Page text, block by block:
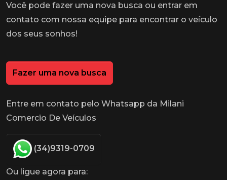
Você pode fazer uma nova busca ou entrar em
contato com nossa equipe para encontrar o veículo
dos seus sonhos!
Fazer uma nova busca
Entre em contato pelo Whatsapp da Milani
Comercio De Veículos
(34)9319-0709
Ou ligue agora para: